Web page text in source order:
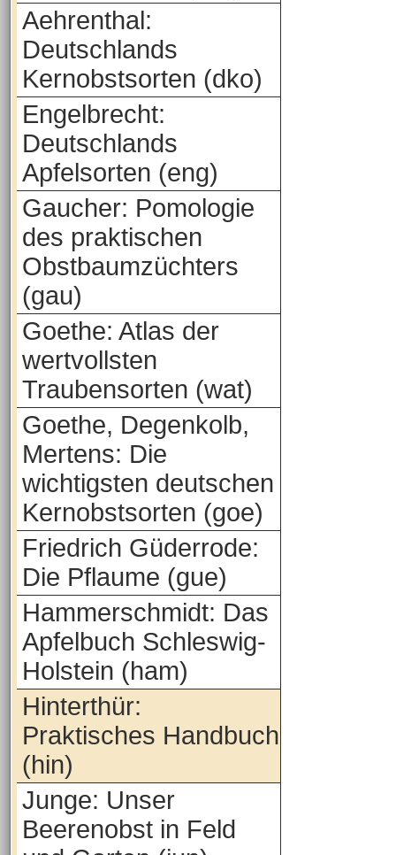
Aehrenthal:
Deutschlands
Kernobstsorten (dko)
Engelbrecht:
Deutschlands
Apfelsorten (eng)
Gaucher: Pomologie
des praktischen
Obstbaumzüchters
(gau)
Goethe: Atlas der
wertvollsten
Traubensorten (wat)
Goethe, Degenkolb,
Mertens: Die
wichtigsten deutschen
Kernobstsorten (goe)
Friedrich Güderrode:
Die Pflaume (gue)
Hammerschmidt: Das
Apfelbuch Schleswig-
Holstein (ham)
Hinterthür:
Praktisches Handbuch
(hin)
Junge: Unser
Beerenobst in Feld